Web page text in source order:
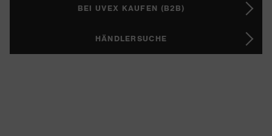
BEI UVEX KAUFEN (B2B)
HÄNDLERSUCHE